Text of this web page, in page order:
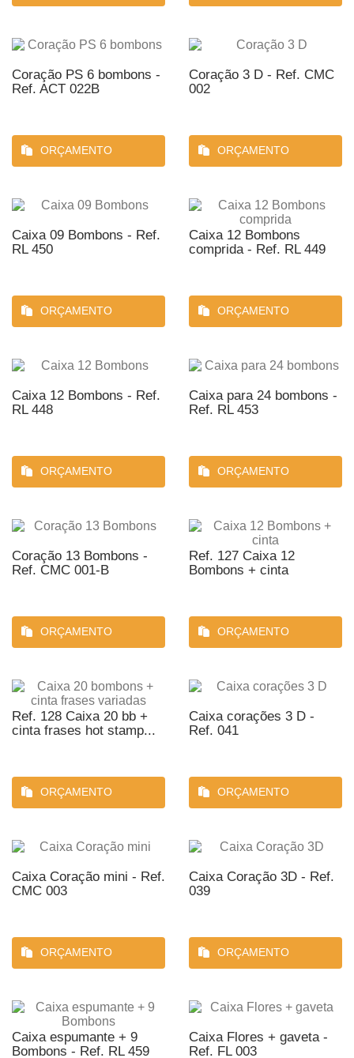
Coração PS 6 bombons -
Ref. ACT 022B
ORÇAMENTO
Coração 3 D - Ref. CMC
002
ORÇAMENTO
Caixa 09 Bombons - Ref.
RL 450
ORÇAMENTO
Caixa 12 Bombons
comprida - Ref. RL 449
ORÇAMENTO
Caixa 12 Bombons - Ref.
RL 448
ORÇAMENTO
Caixa para 24 bombons -
Ref. RL 453
ORÇAMENTO
Coração 13 Bombons -
Ref. CMC 001-B
ORÇAMENTO
Ref. 127 Caixa 12
Bombons + cinta
ORÇAMENTO
Ref. 128 Caixa 20 bb +
cinta frases hot stamp...
ORÇAMENTO
Caixa corações 3 D -
Ref. 041
ORÇAMENTO
Caixa Coração mini - Ref.
CMC 003
ORÇAMENTO
Caixa Coração 3D - Ref.
039
ORÇAMENTO
Caixa espumante + 9
Bombons - Ref. RL 459
Caixa Flores + gaveta -
Ref. FL 003